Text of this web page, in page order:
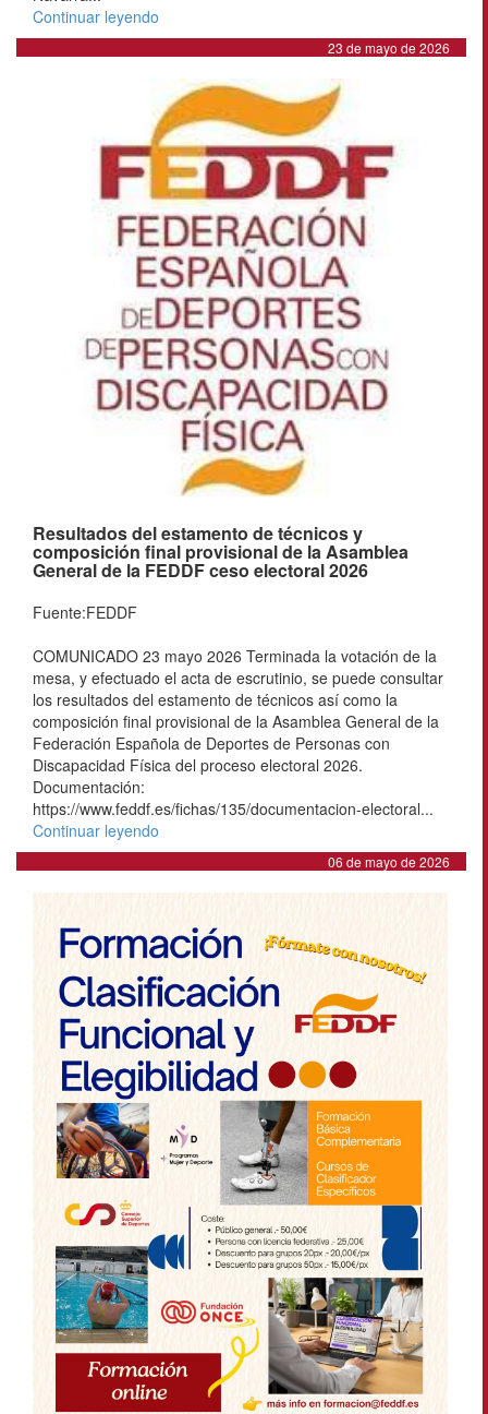
Continuar leyendo
23 de mayo de 2026
Resultados del estamento de técnicos y
composición final provisional de la Asamblea
General de la FEDDF ceso electoral 2026
Fuente:FEDDF
COMUNICADO 23 mayo 2026 Terminada la votación de la
mesa, y efectuado el acta de escrutinio, se puede consultar
los resultados del estamento de técnicos así como la
composición final provisional de la Asamblea General de la
Federación Española de Deportes de Personas con
Discapacidad Física del proceso electoral 2026.
Documentación:
https://www.feddf.es/fichas/135/documentacion-electoral...
Continuar leyendo
06 de mayo de 2026